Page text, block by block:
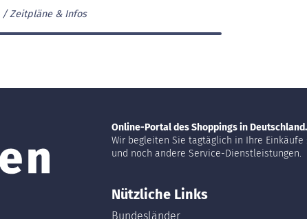
Zeitpläne & Infos
Online-Portal des Shoppings in Deutschland.
Wir begleiten Sie tagtäglich in Ihre
und noch andere Service-Dienstleistungen.
Nützliche Links
Bundesländer